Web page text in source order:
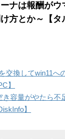
ナは報酬がウ
方とか～【タ
交換してwin11へ
】
き容量がやたら不
】